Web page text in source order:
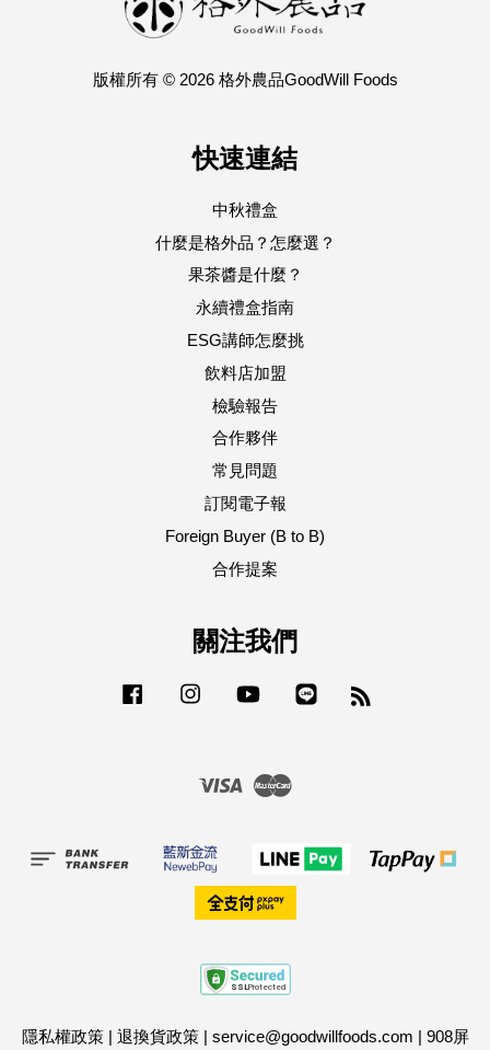
版權所有 © 2026 格外農品GoodWill Foods
快速連結
中秋禮盒
什麼是格外品？怎麼選？
果茶醬是什麼？
永續禮盒指南
ESG講師怎麼挑
飲料店加盟
檢驗報告
合作夥伴
常見問題
訂閱電子報
Foreign Buyer (B to B)
合作提案
關注我們
Facebook Instagram YouTube
Visa
隱私權政策| 退換貨政策| service@goodwillfoods.com | 908屏